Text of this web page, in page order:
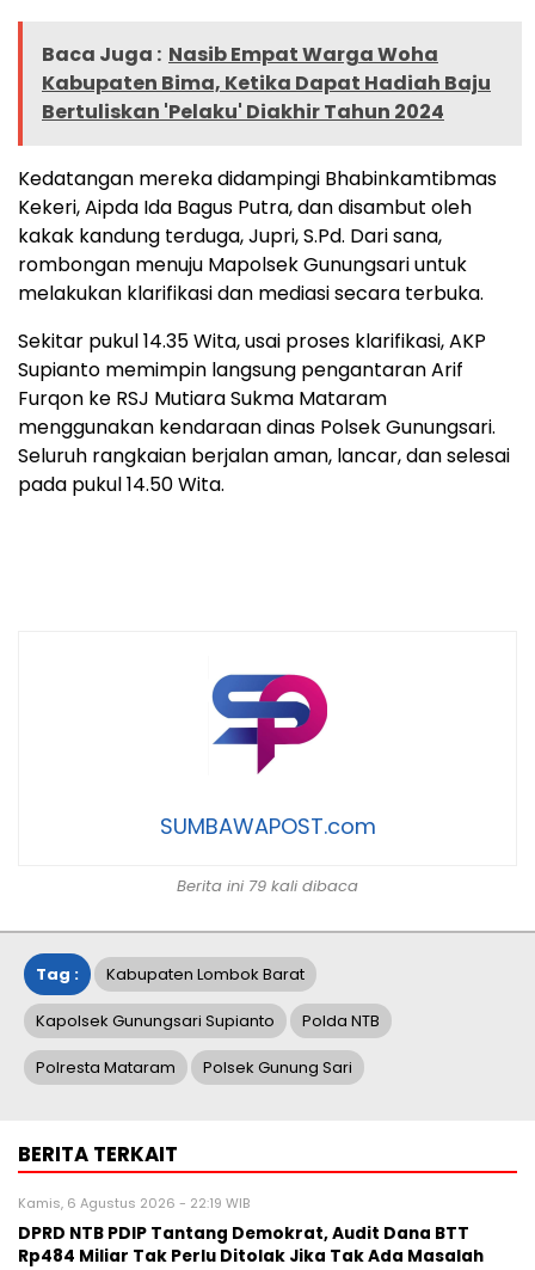
Baca Juga : Nasib Empat Warga Woha
Kabupaten Bima, Ketika Dapat Hadiah Baju
Bertuliskan 'Pelaku' Diakhir Tahun 2024
Kedatangan mereka didampingi Bhabinkamtibmas
Kekeri, Aipda Ida Bagus Putra, dan disambut oleh
kakak kandung terduga, Jupri, S.Pd. Dari sana,
rombongan menuju Mapolsek Gunungsari untuk
melakukan klarifikasi dan mediasi secara terbuka.
Sekitar pukul 14.35 Wita, usai proses klarifikasi, AKP
Supianto memimpin langsung pengantaran Arif
Furqon ke RSJ Mutiara Sukma Mataram
menggunakan kendaraan dinas Polsek Gunungsari.
Seluruh rangkaian berjalan aman, lancar, dan selesai
pada pukul 14.50 Wita.
SUMBAWAPOST.com
Berita ini 79 kali dibaca
Tag : Kabupaten Lombok Barat
Kapolsek Gunungsari Supianto Polda NTB
Polresta Mataram Polsek Gunung Sari
BERITA TERKAIT
Kamis, 6 Agustus 2026 - 22:19 WIB
DPRD NTB PDIP Tantang Demokrat, Audit Dana BTT
Rp484 Miliar Tak Perlu Ditolak Jika Tak Ada Masalah